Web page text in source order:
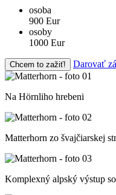
osoba
900 Eur
osoby
1000 Eur
Chcem to zažiť! Darovať
Na Hörnliho hrebeni
Matterhorn zo švajčiarskej
Komplexný alpský výstup